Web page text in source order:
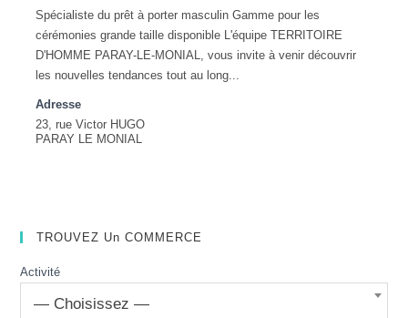
Spécialiste du prêt à porter masculin Gamme pour les
cérémonies grande taille disponible L'équipe TERRITOIRE
D'HOMME PARAY-LE-MONIAL, vous invite à venir découvrir
les nouvelles tendances tout au long...
Adresse
23, rue Victor HUGO
PARAY LE MONIAL
TROUVEZ Un COMMERCE
Activité
— Choisissez —